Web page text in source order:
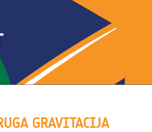
GRAVITACIJA